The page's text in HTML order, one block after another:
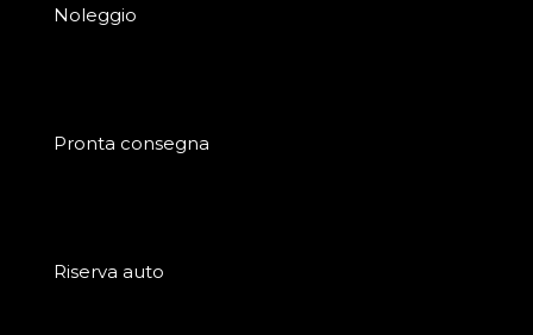
Noleggio
Pronta consegna
Riserva auto